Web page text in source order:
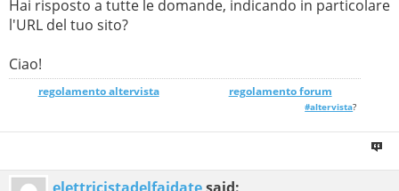
Hai risposto a tutte le domande, indicando in particolare
l'URL del tuo sito?
Ciao!
regolamento altervista_______________ regolamento forum
#altervista?